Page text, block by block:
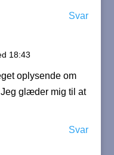
Svar
18:43
oplysende om
glæder mig til at
Svar